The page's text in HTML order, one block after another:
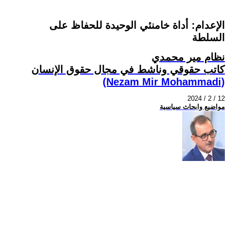
الإعدام: أداة خامنئي الوحيدة للحفاظ على
السلطة
نظام مير محمدي
كاتب حقوقي وناشط في مجال حقوق الإنسان
(Nezam Mir Mohammadi)
2024 / 2 / 12
مواضيع وابحاث سياسية